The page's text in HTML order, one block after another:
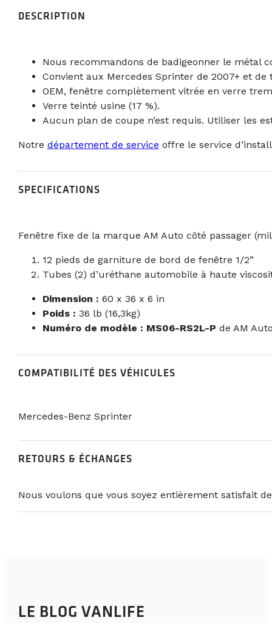
DESCRIPTION
Nous recommandons de badigeonner le métal
Convient aux Mercedes Sprinter de 2007+ et
OEM, fenêtre complètement vitrée en verre
Verre teinté usine (17 %).
Aucun plan de coupe n’est requis. Utiliser les
Notre département de service offre le service
SPECIFICATIONS
Fenêtre fixe de la marque AM Auto côté passager
12 pieds de garniture de bord de fenêtre 1/2”
Tubes (2) d’uréthane automobile à haute
Dimension : 60 x 36 x 6 in
Poids : 36 lb (16,3kg)
Numéro de modèle : MS06-RS2L-P de AM
COMPATIBILITÉ DES VÉHICULES
Mercedes-Benz Sprinter
RETOURS & ÉCHANGES
Nous voulons que vous soyez entièrement satisfait
LE BLOG VANLIFE